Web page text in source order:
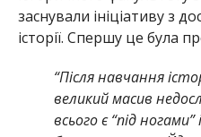
заснували ініціативу з
історії. Спершу це була
“Після навчання
великий масив
всього є “під